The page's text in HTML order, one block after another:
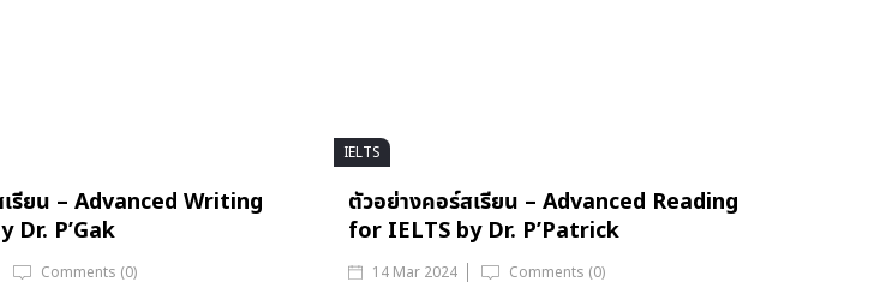
รียน – Advanced Writing
Dr. P’Gak
Comments (0)
IELTS
ตัวอย่างคอร์สเรียน – Advanced Reading
for IELTS by Dr. P’Patrick
14 Mar 2024 Comments (0)